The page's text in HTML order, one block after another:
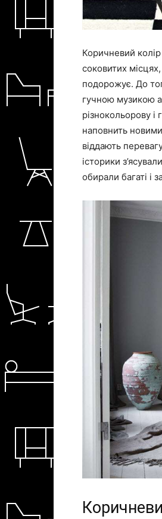
Коричневий
соковитих
подорожує. До
гучною музикою
різнокольорову і
наповнить
віддають
історики
обирали багаті і